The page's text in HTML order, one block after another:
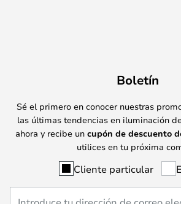
Boletín
Sé el primero en conocer nuestras
las últimas tendencias en iluminación
ahora y recibe un cupón de descuento
utilices en tu próxima
Cliente particular